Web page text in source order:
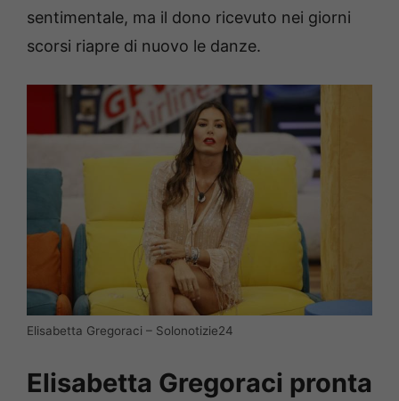
sentimentale, ma il dono ricevuto nei giorni
scorsi riapre di nuovo le danze.
Elisabetta Gregoraci – Solonotizie24
Elisabetta Gregoraci pronta